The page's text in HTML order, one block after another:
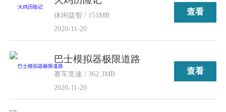
休闲益智 / 151MB
2020-11-20
查看
巴士模拟器极限道路
赛车竞速 / 362.3MB
2020-11-20
查看